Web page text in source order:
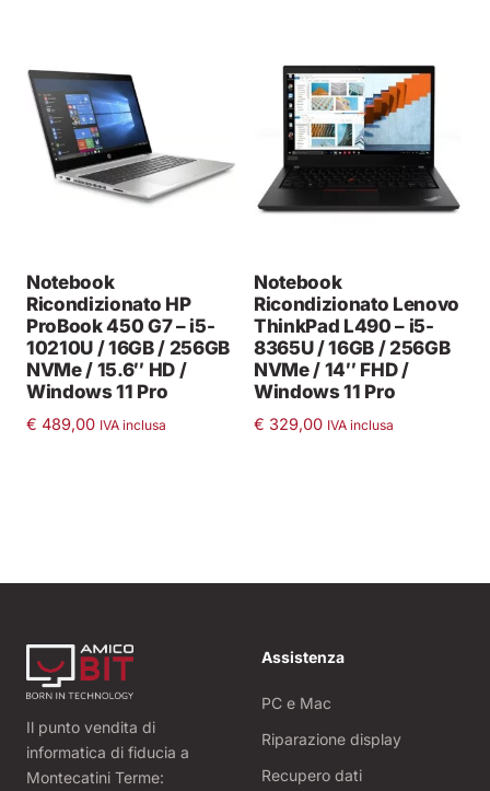
Notebook
Ricondizionato HP
ProBook 450 G7 – i5-
10210U / 16GB / 256GB
NVMe / 15.6″ HD /
Windows 11 Pro
€ 489,00 IVA inclusa
Notebook
Ricondizionato Lenovo
ThinkPad L490 – i5-
8365U / 16GB / 256GB
NVMe / 14″ FHD /
Windows 11 Pro
€ 329,00 IVA inclusa
Il punto vendita di
informatica di fiducia a
Montecatini Terme:
Assistenza
PC e Mac
Riparazione display
Recupero dati